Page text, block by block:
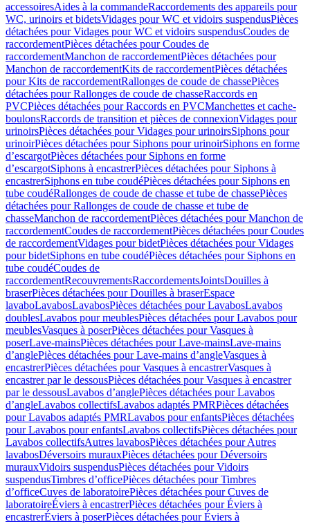
accessoiresAides à la commandeRaccordements des appareils pour
WC, urinoirs et bidetsVidages pour WC et vidoirs suspendusPièces
détachées pour Vidages pour WC et vidoirs suspendusCoudes de
raccordementPièces détachées pour Coudes de
raccordementManchon de raccordementPièces détachées pour
Manchon de raccordementKits de raccordementPièces détachées
pour Kits de raccordementRallonges de coude de chassePièces
détachées pour Rallonges de coude de chasseRaccords en
PVCPièces détachées pour Raccords en PVCManchettes et cache-
boulonsRaccords de transition et pièces de connexionVidages pour
urinoirsPièces détachées pour Vidages pour urinoirsSiphons pour
urinoirPièces détachées pour Siphons pour urinoirSiphons en forme
d’escargotPièces détachées pour Siphons en forme
d’escargotSiphons à encastrerPièces détachées pour Siphons à
encastrerSiphons en tube coudéPièces détachées pour Siphons en
tube coudéRallonges de coude de chasse et tube de chassePièces
détachées pour Rallonges de coude de chasse et tube de
chasseManchon de raccordementPièces détachées pour Manchon de
raccordementCoudes de raccordementPièces détachées pour Coudes
de raccordementVidages pour bidetPièces détachées pour Vidages
pour bidetSiphons en tube coudéPièces détachées pour Siphons en
tube coudéCoudes de
raccordementRecouvrementsRaccordementsJointsDouilles à
braserPièces détachées pour Douilles à braserEspace
lavaboLavabosLavabosPièces détachées pour LavabosLavabos
doublesLavabos pour meublesPièces détachées pour Lavabos pour
meublesVasques à poserPièces détachées pour Vasques à
poserLave-mainsPièces détachées pour Lave-mainsLave-mains
d’anglePièces détachées pour Lave-mains d’angleVasques à
encastrerPièces détachées pour Vasques à encastrerVasques à
encastrer par le dessousPièces détachées pour Vasques à encastrer
par le dessousLavabos d’anglePièces détachées pour Lavabos
d’angleLavabos collectifsLavabos adaptés PMRPièces détachées
pour Lavabos adaptés PMRLavabos pour enfantsPièces détachées
pour Lavabos pour enfantsLavabos collectifsPièces détachées pour
Lavabos collectifsAutres lavabosPièces détachées pour Autres
lavabosDéversoirs murauxPièces détachées pour Déversoirs
murauxVidoirs suspendusPièces détachées pour Vidoirs
suspendusTimbres dʼofficePièces détachées pour Timbres
dʼofficeCuves de laboratoirePièces détachées pour Cuves de
laboratoireÉviers à encastrerPièces détachées pour Éviers à
encastrerÉviers à poserPièces détachées pour Éviers à